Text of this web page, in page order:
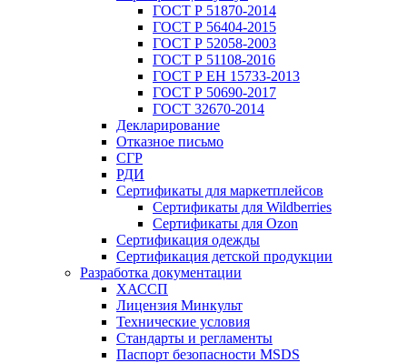
ГОСТ Р 51870-2014
ГОСТ Р 56404-2015
ГОСТ Р 52058-2003
ГОСТ Р 51108-2016
ГОСТ Р ЕН 15733-2013
ГОСТ Р 50690-2017
ГОСТ 32670-2014
Декларирование
Отказное письмо
СГР
РДИ
Сертификаты для маркетплейсов
Сертификаты для Wildberries
Сертификаты для Ozon
Сертификация одежды
Сертификация детской продукции
Разработка документации
ХАССП
Лицензия Минкульт
Технические условия
Стандарты и регламенты
Паспорт безопасности MSDS